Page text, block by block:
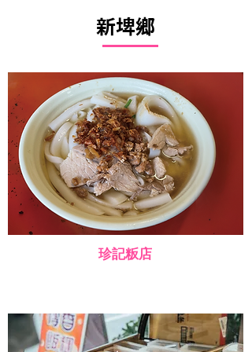
新埤鄉
珍記粄店